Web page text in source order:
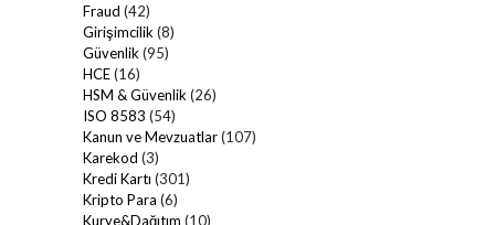
Fraud (42)
Girişimcilik (8)
Güvenlik (95)
HCE(16)
HSM & Güvenlik (26)
ISO 8583 (54)
Kanun ve Mevzuatlar(107)
Karekod (3)
Kredi Kartı (301)
Kripto Para (6)
Kurye&Dağıtım (10)